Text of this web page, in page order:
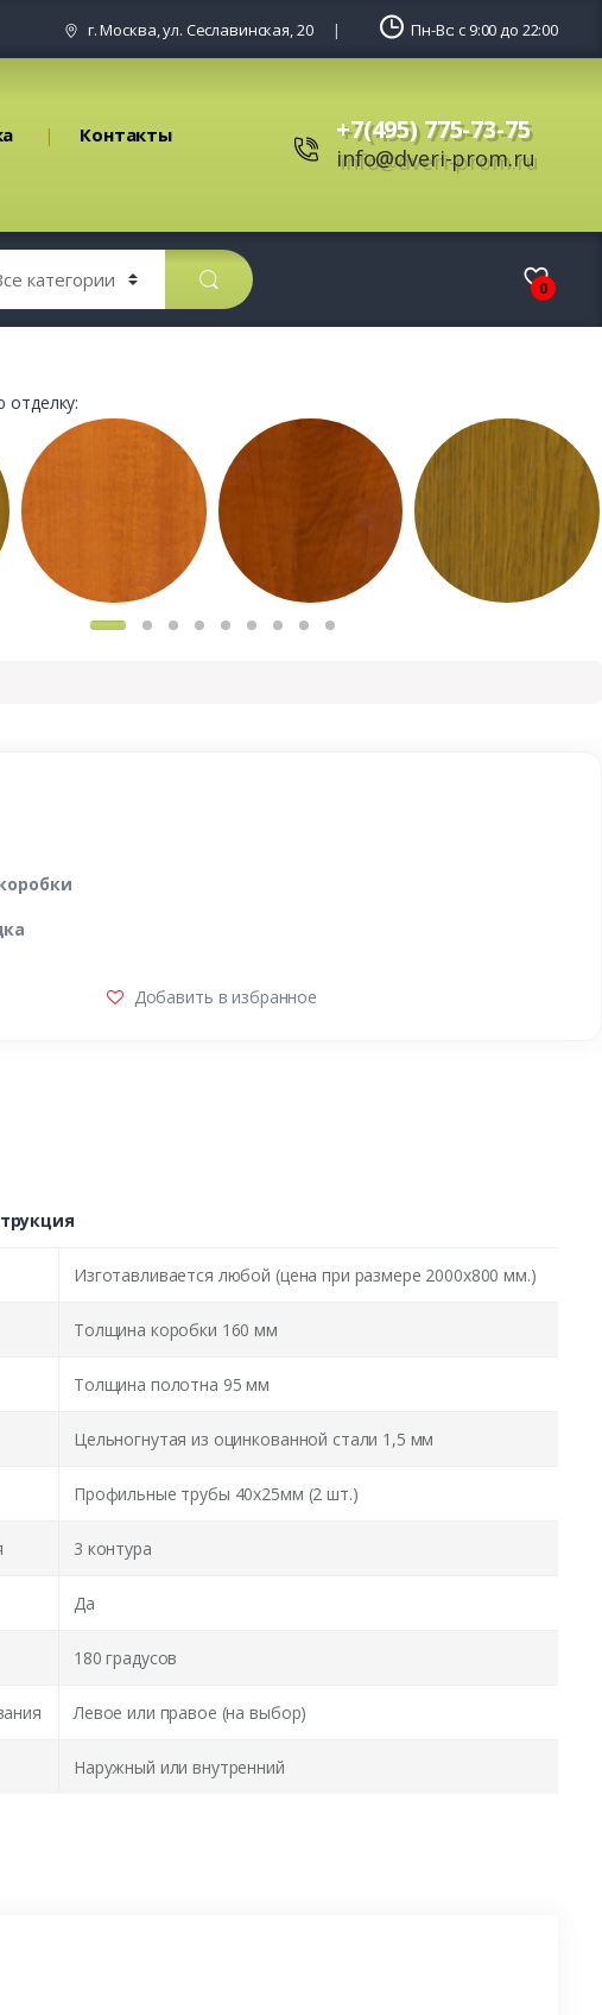
г. Москва, ул. Сеславинская, 20 Пн-Вс: с 9:00 до 22:00
Контакты +7(495) 775-73-75
info@dveri-prom.ru
0
отделку:
Добавить в избранное
Изготавливается любой (цена при размере 2000x800 мм.)
Толщина коробки 160 мм
Толщина полотна 95 мм
Цельногнутая из оцинкованной стали 1,5 мм
Профильные трубы 40х25мм (2 шт.)
3 контура
Да
180 градусов
Левое или правое (на выбор)
Наружный или внутренний